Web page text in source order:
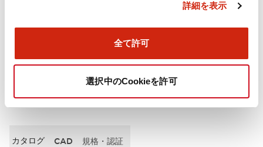
詳細を表示
全て許可
選択中のCookieを許可
取付設置仕様
ドキュメントとファイル
カタログ CAD 規格・認証